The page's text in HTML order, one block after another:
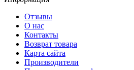
Отзывы
О нас
Контакты
Возврат товара
Карта сайта
Производители